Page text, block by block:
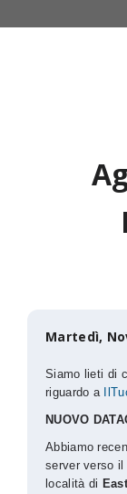
Martedì,
Siamo lieti di
riguardo a
NUOVO
Abbiamo
server verso
località di